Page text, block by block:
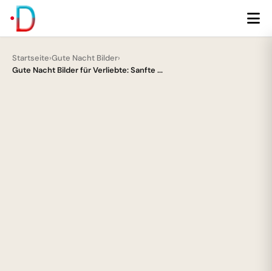
Startseite›Gute Nacht Bilder›
Gute Nacht Bilder für Verliebte: Sanfte ...